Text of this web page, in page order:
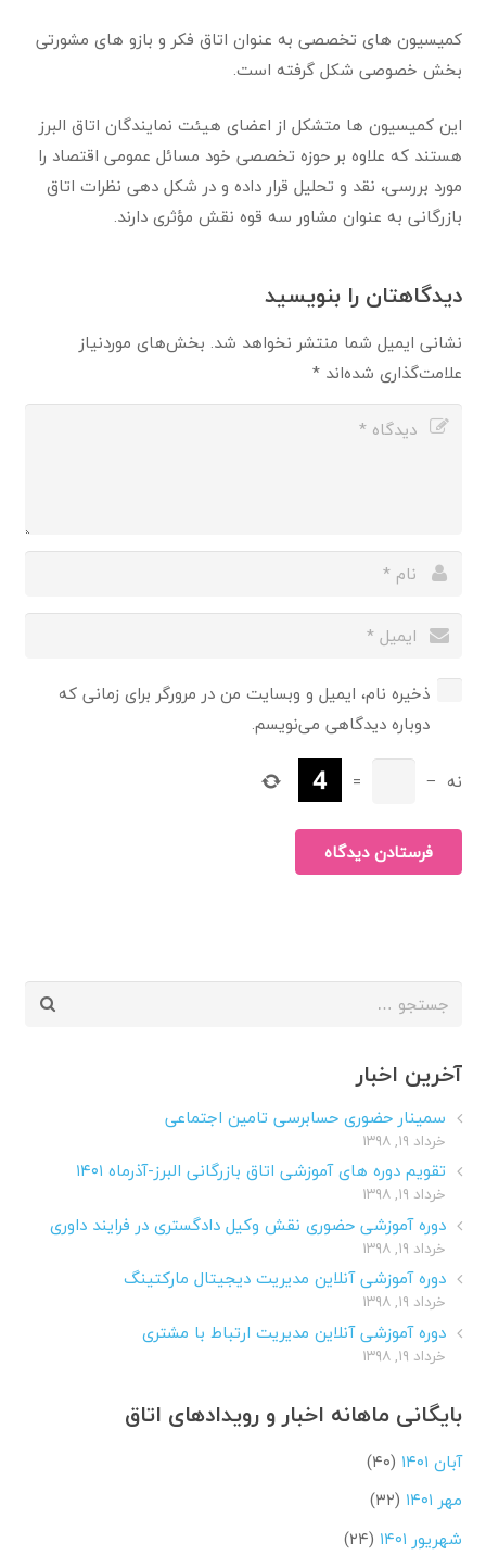
کمیسیون ‌های تخصصی به عنوان اتاق فکر و بازو های مشورتی
بخش خصوصی شکل گرفته است.
این کمیسیون ها متشکل از اعضای هیئت نمایندگان اتاق البرز
هستند که علاوه بر حوزه تخصصی خود مسائل عمومی اقتصاد را
مورد بررسی، نقد و تحلیل قرار داده و در شکل دهی نظرات اتاق
بازرگانی به عنوان مشاور سه قوه نقش مؤثری دارند.
دیدگاهتان را بنویسید
نشانی ایمیل شما منتشر نخواهد شد. بخش‌های موردنیاز
علامت‌گذاری شده‌اند*
ذخیره نام، ایمیل و وبسایت من در مرورگر برای زمانی که
دوباره دیدگاهی می‌نویسم.
نه −
=
فرستادن دیدگاه
جستجو
آخرین اخبار
سمینار حضوری حسابرسی تامین اجتماعی
خرداد ۱۹, ۱۳۹۸
تقویم دوره های آموزشی اتاق بازرگانی البرز-آذرماه ۱۴۰۱
خرداد ۱۹, ۱۳۹۸
دوره آموزشی حضوری نقش وکیل دادگستری در فرایند داوری
خرداد ۱۹, ۱۳۹۸
دوره آموزشی آنلاین مدیریت دیجیتال مارکتینگ
خرداد ۱۹, ۱۳۹۸
دوره آموزشی آنلاین مدیریت ارتباط با مشتری
خرداد ۱۹, ۱۳۹۸
بایگانی ماهانه اخبار و رویدادهای اتاق
آبان ۱۴۰۱
(۴۰)
مهر ۱۴۰۱
(۳۲)
شهریور ۱۴۰۱
(۲۴)